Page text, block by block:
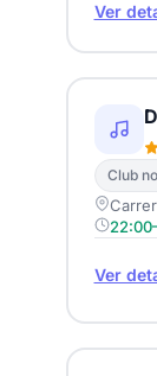
Ver
Club
Ver